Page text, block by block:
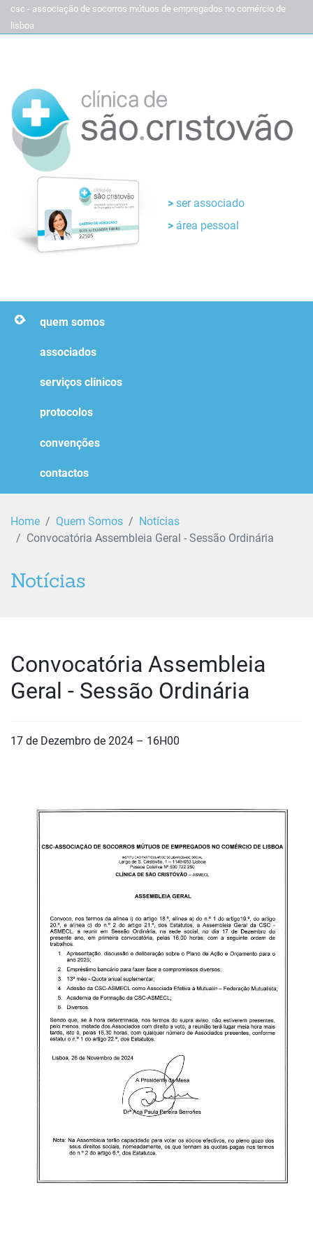
csc - associação de socorros mútuos de empregados no comércio de
lisboa
ser associado
área pessoal
homepage
quem somos
associados
serviços clínicos
protocolos
convenções
contactos
Home Quem Somos
Notícias
Convocatória Assembleia Geral - Sessão Ordinária
Notícias
Convocatória Assembleia
Geral - Sessão Ordinária
17 de Dezembro de 2024 – 16H00